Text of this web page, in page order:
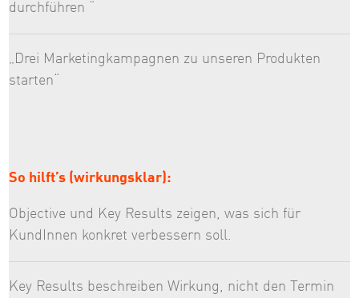
durchführen “
„Drei Marketingkampagnen zu unseren Produkten
starten“
So hilft’s (wirkungsklar):
Objective und Key Results zeigen, was sich für
KundInnen konkret verbessern soll.
Key Results beschreiben Wirkung, nicht den Termin